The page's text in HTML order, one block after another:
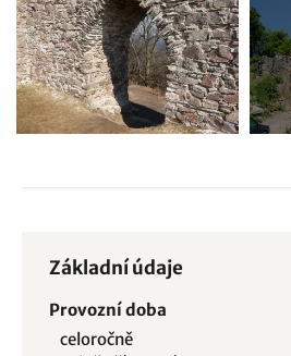
Základní údaje
Provozní doba
celoročně